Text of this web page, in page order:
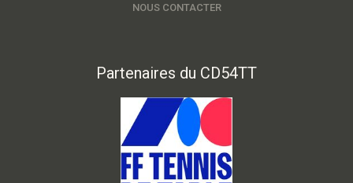
NOUS CONTACTER
Partenaires du CD54TT